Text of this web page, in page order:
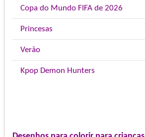
Copa do Mundo FIFA de 2026
Princesas
Verão
Kpop Demon Hunters